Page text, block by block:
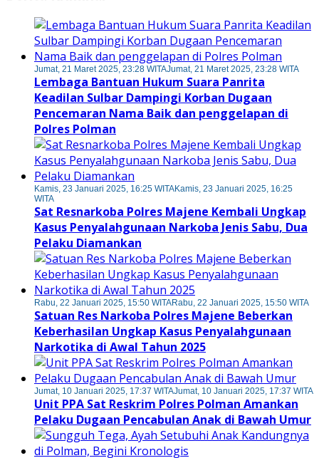
Jumat, 21 Maret 2025, 23:28 WITAJumat, 21 Maret 2025, 23:28 WITA
Lembaga Bantuan Hukum Suara Panrita
Keadilan Sulbar Dampingi Korban Dugaan
Pencemaran Nama Baik dan penggelapan di
Polres Polman
Kamis, 23 Januari 2025, 16:25 WITAKamis, 23 Januari 2025, 16:25
WITA
Sat Resnarkoba Polres Majene Kembali Ungkap
Kasus Penyalahgunaan Narkoba Jenis Sabu, Dua
Pelaku Diamankan
Rabu, 22 Januari 2025, 15:50 WITARabu, 22 Januari 2025, 15:50 WITA
Satuan Res Narkoba Polres Majene Beberkan
Keberhasilan Ungkap Kasus Penyalahgunaan
Narkotika di Awal Tahun 2025
Jumat, 10 Januari 2025, 17:37 WITAJumat, 10 Januari 2025, 17:37 WITA
Unit PPA Sat Reskrim Polres Polman Amankan
Pelaku Dugaan Pencabulan Anak di Bawah Umur